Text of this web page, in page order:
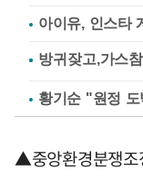
아이유, 인스타
황기순 "원정
▲중앙환경분쟁조